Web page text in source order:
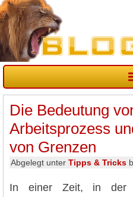
Die Bedeutung
Arbeitsprozess
von Grenzen
Abgelegt unter Tipps & Tricks
In einer Zeit, in der